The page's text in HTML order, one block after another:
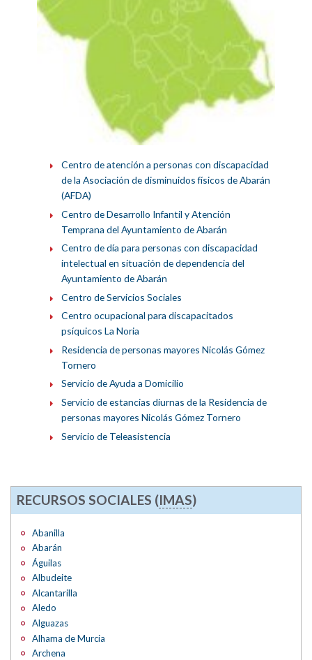
Centro de atención a personas con discapacidad
de la Asociación de disminuidos físicos de Abarán
(AFDA)
Centro de Desarrollo Infantil y Atención
Temprana del Ayuntamiento de Abarán
Centro de día para personas con discapacidad
intelectual en situación de dependencia del
Ayuntamiento de Abarán
Centro de Servicios Sociales
Centro ocupacional para discapacitados
psíquicos La Noria
Residencia de personas mayores Nicolás Gómez
Tornero
Servicio de Ayuda a Domicilio
Servicio de estancias diurnas de la Residencia de
personas mayores Nicolás Gómez Tornero
Servicio de Teleasistencia
RECURSOS SOCIALES (IMAS)
Abanilla
Abarán
Águilas
Albudeite
Alcantarilla
Aledo
Alguazas
Alhama de Murcia
Archena